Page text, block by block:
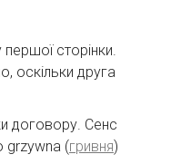
сторінки.
оскільки друга
договору. Сенс
grzywna (гривня)